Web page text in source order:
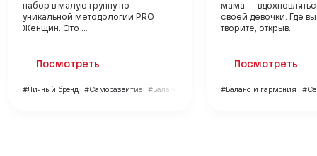
набор в малую группу по
уникальной методологии PRO
Женщин. Это ...
Посмотреть
#Личный бренд #Саморазвитие #Баланс и гармония
мама —
своей девочки. Где
творите, открыв...
Посмотреть
#Баланс и гармония